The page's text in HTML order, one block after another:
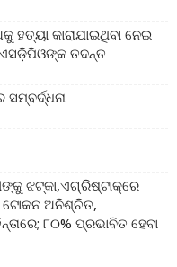
କାରାଯାଇଥିବା ନେଇ
ତଦନ୍ତ
ଝଟ୍‌କା,ଏଗ୍ରିଷ୍ଟାକ୍‌ରେ
ଟୋକନ ଅନିଶ୍ଚିତ,
୮୦% ପ୍ରଭାବିତ ହେବା